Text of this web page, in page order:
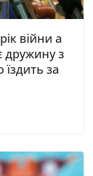
війни а
дружину з
за